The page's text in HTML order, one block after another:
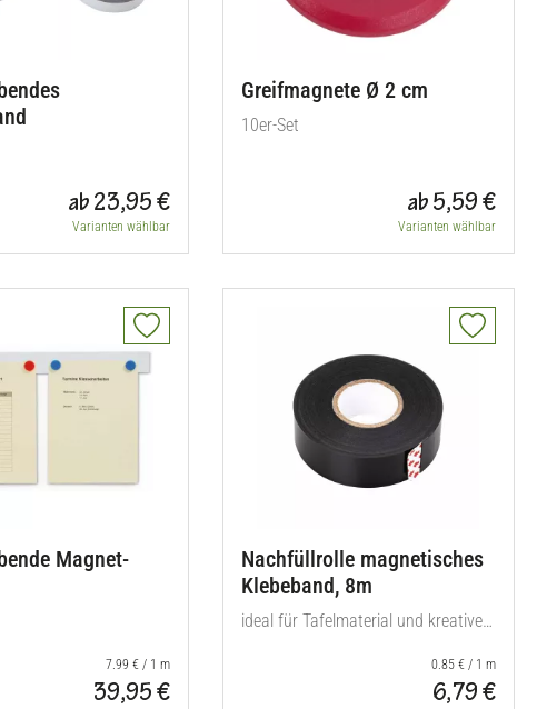
ab 23,95 €
Varianten wählbar
Greifmagnete Ø 2 cm
10er-Set
ab 5,59 €
Varianten wählbar
Magnet-
7.99 € / 1 m
39,95 €
Nachfüllrolle magnetisches
Klebeband, 8m
ideal für Tafelmaterial und kreative
0.85 € / 1 m
6,79 €